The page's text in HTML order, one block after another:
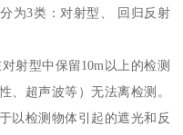
为3类：对射型、 回归反射
射型中保留10m以上的检测
、超声波等）无法离检测。
以检测物体引起的遮光和反